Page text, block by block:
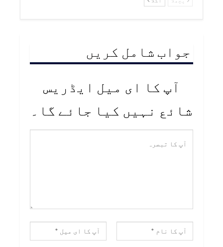
جواب شامل کریں
آپ کا ای میل ایڈریس
شائع نہیں کیا جائے گا۔